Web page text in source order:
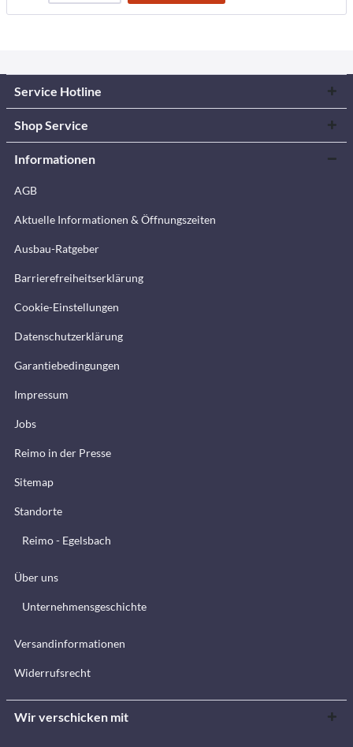
Service Hotline
Shop Service
Informationen
AGB
Aktuelle Informationen & Öffnungszeiten
Ausbau-Ratgeber
Barrierefreiheitserklärung
Cookie-Einstellungen
Datenschutzerklärung
Garantiebedingungen
Impressum
Jobs
Reimo in der Presse
Sitemap
Standorte
Reimo - Egelsbach
Über uns
Unternehmensgeschichte
Versandinformationen
Widerrufsrecht
Wir verschicken mit